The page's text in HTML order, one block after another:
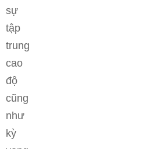
sự
tập
trung
cao
độ
cũng
như
kỳ